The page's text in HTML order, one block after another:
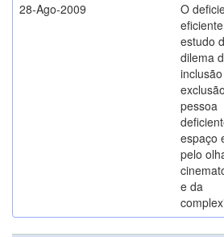
28-Ago-2009
O
estudo
dilema
pessoa
espaço
pelo
e da